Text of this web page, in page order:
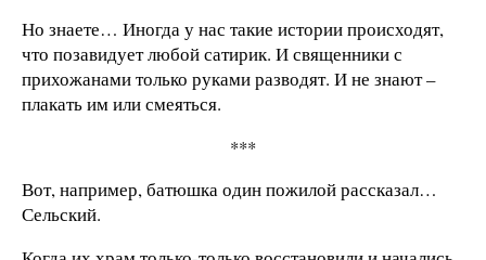
Но знаете… Иногда у нас такие истории происходят,
что позавидует любой сатирик. И священники с
прихожанами только руками разводят. И не знают –
плакать им или смеяться.
***
Вот, например, батюшка один пожилой рассказал…
Сельский.